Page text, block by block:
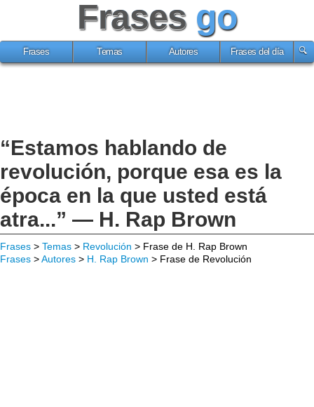
Frases go
Frases Temas Autores Frases del día
“Estamos hablando de
revolución, porque esa es la
época en la que usted está
atra...” — H. Rap Brown
Frases > Temas > Revolución > Frase de H. Rap Brown
Frases >Autores > H. Rap Brown > Frase de Revolución